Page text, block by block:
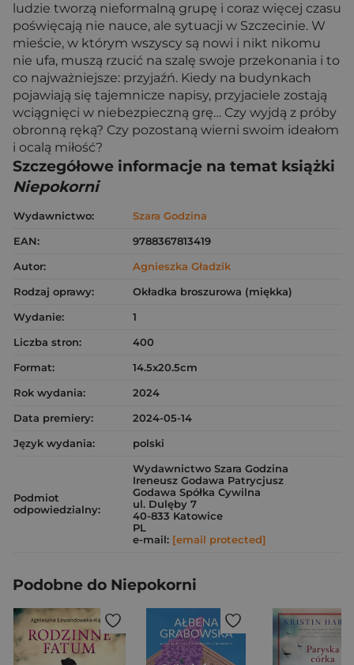
ludzie tworzą nieformalną grupę i coraz więcej czasu
poświęcają nie nauce, ale sytuacji w Szczecinie. W
mieście, w którym wszyscy są nowi i nikt nikomu
nie ufa, muszą rzucić na szalę swoje przekonania i to
co najważniejsze: przyjaźń. Kiedy na budynkach
pojawiają się tajemnicze napisy, przyjaciele zostają
wciągnięci w niebezpieczną grę… Czy wyjdą z próby
obronną ręką? Czy pozostaną wierni swoim ideałom
i ocalą miłość?
Szczegółowe informacje na temat książki
Niepokorni
Wydawnictwo:
Szara Godzina
EAN:
9788367813419
Autor:
Agnieszka Gładzik
Rodzaj oprawy:
Okładka broszurowa (miękka)
Wydanie:
1
Liczba stron:
400
Format:
14.5x20.5cm
Rok wydania:
2024
Data premiery:
2024-05-14
Język wydania:
polski
Podmiot
odpowiedzialny:
Wydawnictwo Szara Godzina
Ireneusz Godawa Patrycjusz
Godawa Spółka Cywilna
ul. Dulęby 7
40-833 Katowice
PL
e-mail: [email protected]
Podobne do Niepokorni